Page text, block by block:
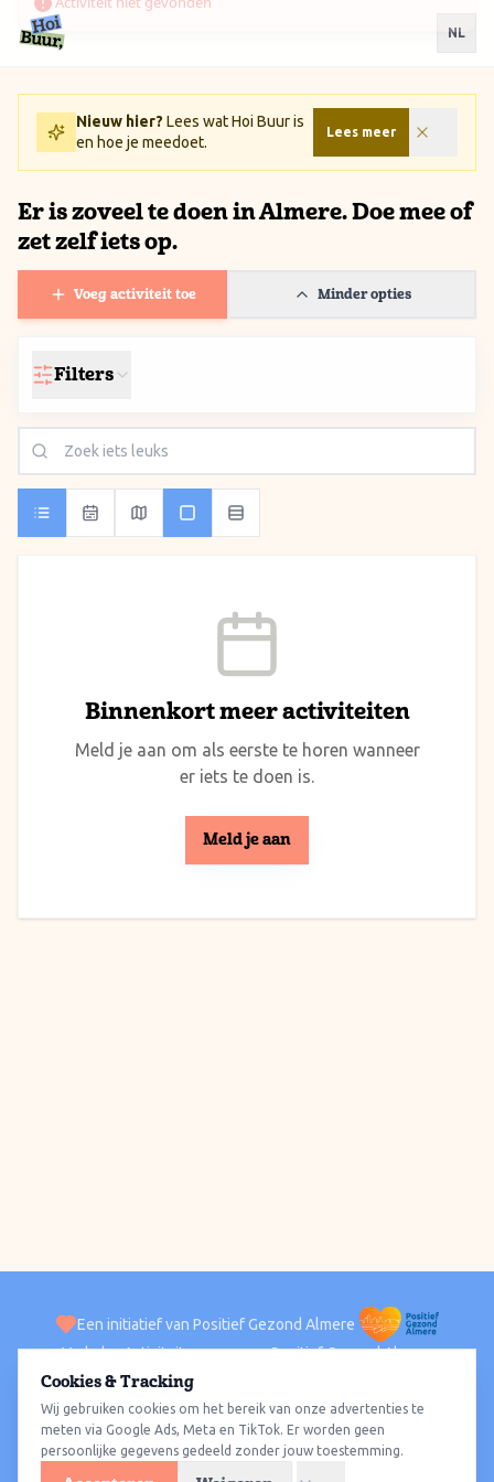
Ga naar inhoud / Skip to content
NL
Nieuw hier? Lees wat Hoi Buur is
en hoe je meedoet.
Lees meer
Er is zoveel te doen in Almere. Doe mee of
zet zelf iets op.
Voeg activiteit toe Minder opties
Filters
Binnenkort meer activiteiten
Meld je aan om als eerste te horen wanneer
er iets te doen is.
Meld je aan
Een initiatief van Positief Gezond Almere
VerhalenActiviteiten Positief Gezond Almere
ACTIVITEITEN PER WIJK
Alle wijkenAlmere HavenAlmere StadAlmere BuitenAlmere Poort
Almere HoutAlmere OosterwoldWat te doen
Cookies & Tracking
Wij gebruiken cookies om het bereik van onze advertenties te
meten via Google Ads, Meta en TikTok. Er worden geen
persoonlijke gegevens gedeeld zonder jouw toestemming.